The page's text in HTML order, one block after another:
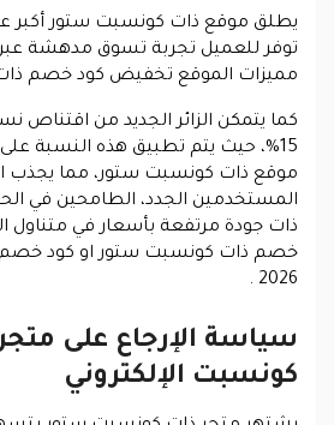
يطلق موقع ذات كونسبت ستور أكبر
توفر للعميل تجربة تسوق مدهشة عبر
مميزات الموقع تخفيض كود خصم
كما يتمكن الزائر الجديد من اقتناص
15%، حيث يتم تطبيق هذه النسبة
موقع ذات كونسبت ستور، مما يجذب
المستخدمين الجدد، الطامحين في
ذات جودة مرتفعة بأسعار في متناول
خصم ذات كونسبت ستور او كود
2026 .
سياسة الإرجاع على
كونسبت الإلكتروني